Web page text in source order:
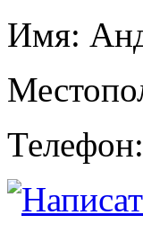
Имя:
Телефон: